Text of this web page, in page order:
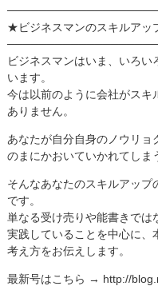
★ビジネスマンのスキルア
ビジネスマンはいま、いろ
います。
今は以前のように会社がスキ
ありません。
あなたが自分自身のノウリョ
のまにかおいていかれてしま
そんなあなたのスキルアッ
です。
単なる受け売りや能書きでは
実践していることを中心に、
考え方をお伝えします。
最新号はこちら → http://